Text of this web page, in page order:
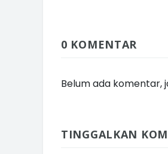
0 KOMENTAR
Belum ada komentar,
TINGGALKAN